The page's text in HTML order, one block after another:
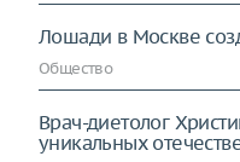
Лошади в Москве
Общество
Врач-диетолог
уникальных